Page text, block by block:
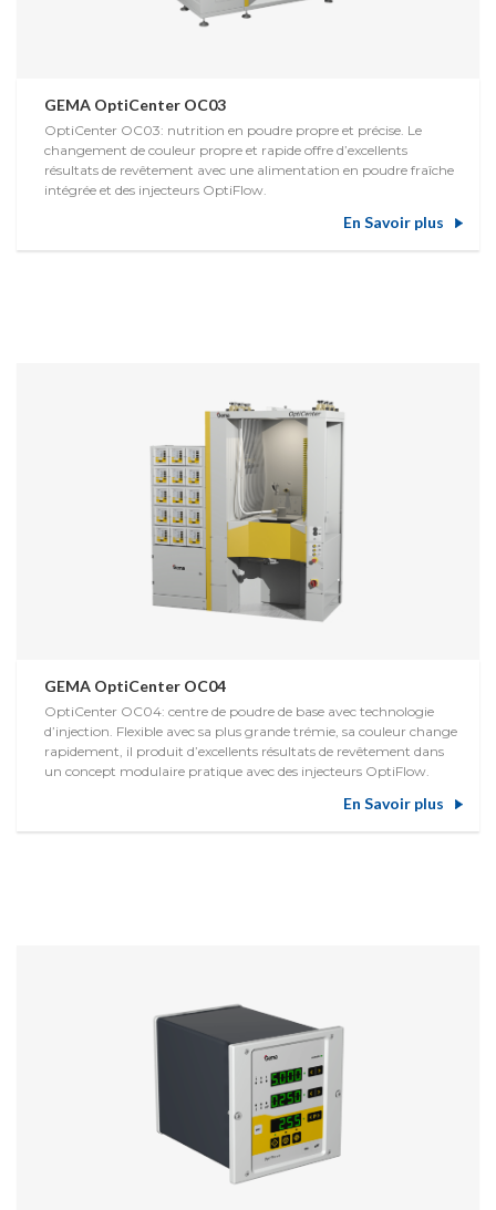
GEMA OptiCenter OC03
OptiCenter OC03: nutrition en poudre propre et précise. Le
changement de couleur propre et rapide offre d’excellents
résultats de revêtement avec une alimentation en poudre fraîche
intégrée et des injecteurs OptiFlow.
En Savoir plus
GEMA OptiCenter OC04
OptiCenter OC04: centre de poudre de base avec technologie
d’injection. Flexible avec sa plus grande trémie, sa couleur change
rapidement, il produit d’excellents résultats de revêtement dans
un concept modulaire pratique avec des injecteurs OptiFlow.
En Savoir plus